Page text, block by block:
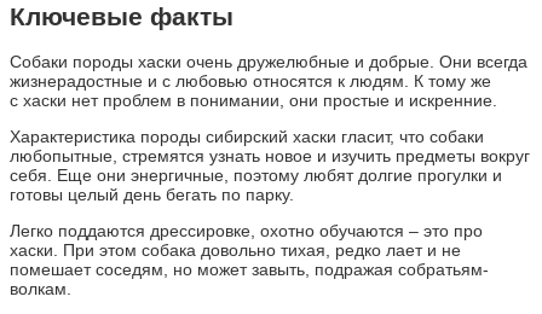
Ключевые факты
Собаки породы хаски очень дружелюбные и добрые. Они всегда
жизнерадостные и с любовью относятся к людям. К тому же
с хаски нет проблем в понимании, они простые и искренние.
Характеристика породы сибирский хаски гласит, что собаки
любопытные, стремятся узнать новое и изучить предметы вокруг
себя. Еще они энергичные, поэтому любят долгие прогулки и
готовы целый день бегать по парку.
Легко поддаются дрессировке, охотно обучаются – это про
хаски. При этом собака довольно тихая, редко лает и не
помешает соседям, но может завыть, подражая собратьям-
волкам.